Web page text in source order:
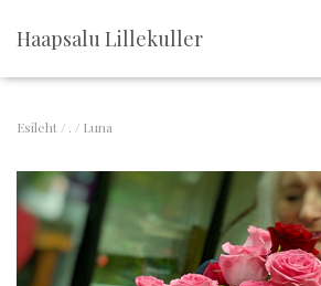
Haapsalu Lillekuller
Esileht / . / Luna